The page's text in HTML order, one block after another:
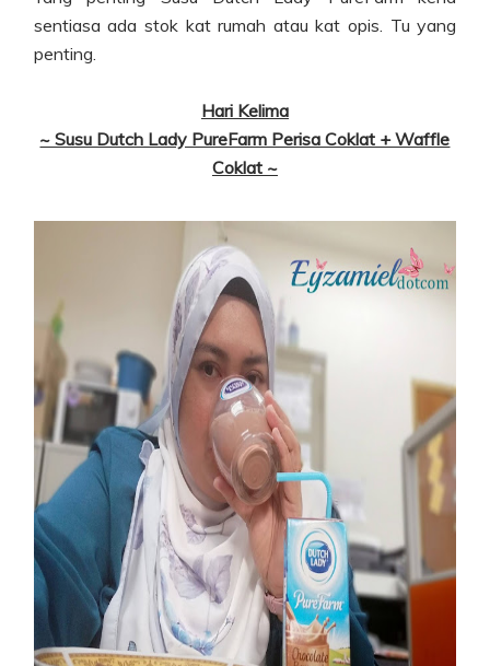
sentiasa ada stok kat rumah atau kat opis. Tu yang
penting.
Hari Kelima
~ Susu Dutch Lady PureFarm Perisa Coklat + Waffle
Coklat ~